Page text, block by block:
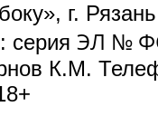
г.
серия ЭЛ №
К.М.
e-mail)